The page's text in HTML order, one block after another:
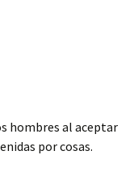
hombres al aceptar
por cosas.